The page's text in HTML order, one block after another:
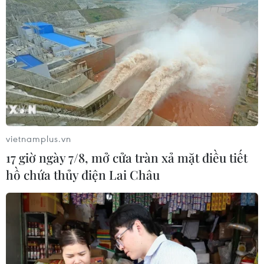
Đề nghị truy tố 6 bị can trong vụ 2 tử tù
trốn khỏi Trại tạm giam T16
27/03/2018 12:28
Liên quan đến vụ 2 tử tù trốn khỏi Trại tạm giam T16,
vietnamplus.vn
17 giờ ngày 7/8, mở cửa tràn xả mặt điều tiết
hồ chứa thủy điện Lai Châu